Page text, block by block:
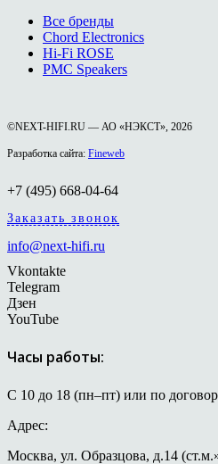
Все бренды
Chord Electronics
Hi-Fi ROSE
PMC Speakers
©NEXT-HIFI.RU — АО «НЭКСТ», 2026
Разработка сайта: Fineweb
+7 (495) 668-04-64
Заказать звонок
info@next-hifi.ru
Vkontakte
Telegram
Дзен
YouTube
Часы работы:
С 10 до 18 (пн–пт) или по
Адрес:
Москва, ул. Образцова, д.14